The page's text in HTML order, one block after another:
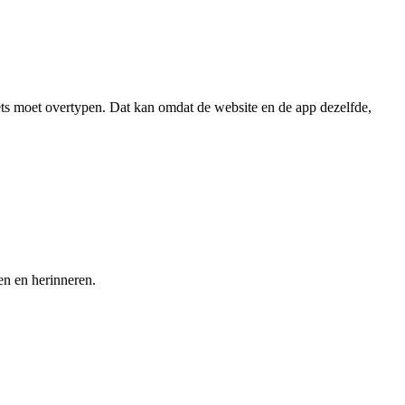
overtypen. Dat kan omdat de website en de app dezelfde,
en herinneren.